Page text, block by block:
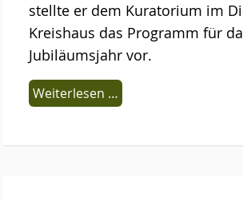
stellte er dem Kuratorium im
Kreishaus das Programm für
Jubiläumsjahr vor.
Weiterlesen …